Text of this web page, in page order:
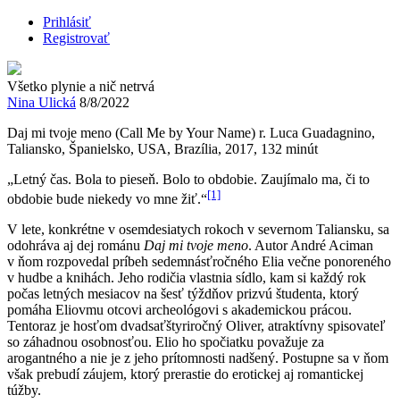
Prihlásiť
Registrovať
Všetko plynie a nič netrvá
Nina Ulická 8/8/2022
Daj mi tvoje meno (Call Me by Your Name) r. Luca Guadagnino,
Taliansko, Španielsko, USA, Brazília, 2017, 132 minút
„Letný čas. Bola to pieseň. Bolo to obdobie. Zaujímalo ma, či to
obdobie bude niekedy vo mne žiť.“[1]
V lete, konkrétne v osemdesiatych rokoch v severnom Taliansku, sa
odohráva aj dej románu Daj mi tvoje meno. Autor André Aciman
v ňom rozpovedal príbeh sedemnásťročného Elia večne ponoreného
v hudbe a knihách. Jeho rodičia vlastnia sídlo, kam si každý rok
počas letných mesiacov na šesť týždňov prizvú študenta, ktorý
pomáha Eliovmu otcovi archeológovi s akademickou prácou.
Tentoraz je hosťom dvadsaťštyriročný Oliver, atraktívny spisovateľ
so záhadnou osobnosťou. Elio ho spočiatku považuje za
arogantného a nie je z jeho prítomnosti nadšený. Postupne sa v ňom
však prebudí záujem, ktorý prerastie do erotickej aj romantickej
túžby.